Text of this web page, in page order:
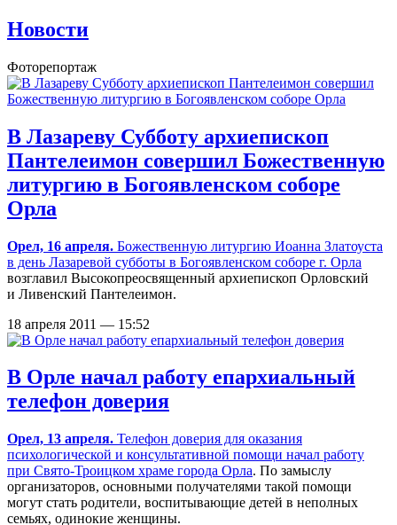
Новости
Фоторепортаж
В Лазареву Субботу архиепископ
Пантелеимон совершил Божественную
литургию в Богоявленском соборе
Орла
Орел, 16 апреля. Божественную литургию Иоанна Златоуста
в день Лазаревой субботы в Богоявленском соборе г. Орла
возглавил Высокопреосвященный архиепископ Орловский
и Ливенский Пантелеимон.
18 апреля 2011 — 15:52
В Орле начал работу епархиальный
телефон доверия
Орел, 13 апреля. Телефон доверия для оказания
психологической и консультативной помощи начал работу
при Свято-Троицком храме города Орла. По замыслу
организаторов, основными получателями такой помощи
могут стать родители, воспитывающие детей в неполных
семьях, одинокие женщины.